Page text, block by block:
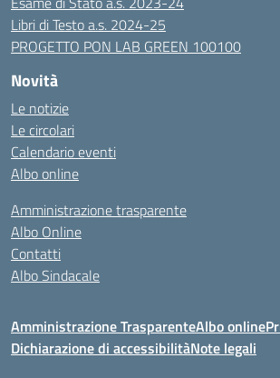
Libri di Testo a.s. 2024-25
PROGETTO PON LAB GREEN 100100
Novità
Le notizie
Le circolari
Calendario eventi
Albo online
Amministrazione trasparente
Albo Online
Contatti
Albo Sindacale
Amministrazione TrasparenteAlbo online
Dichiarazione di accessibilitàNote legali